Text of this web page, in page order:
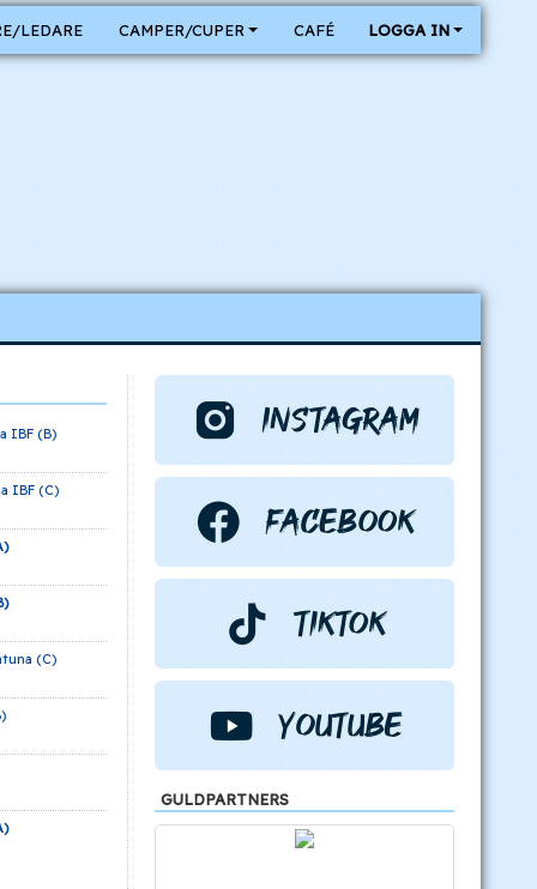
LEDARE CAMPER/CUPER CAFÉ LOGGA IN
IBF (B)
IBF (C)
(C)
GULDPARTNERS